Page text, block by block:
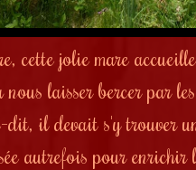
jolie mare accueille
laisser bercer par
il devait s'y trouver
autrefois pour enrichir